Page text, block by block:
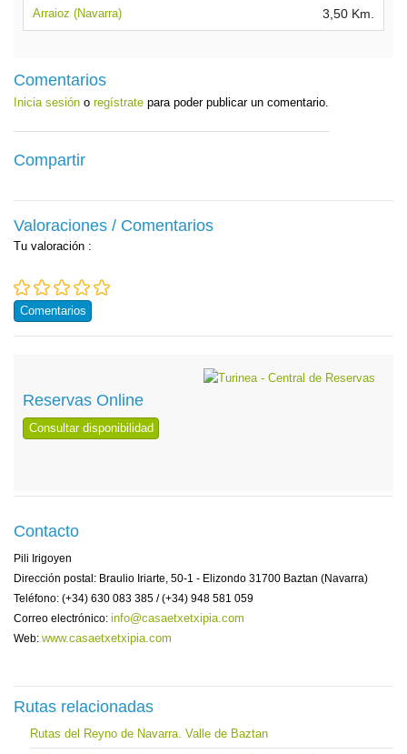
Arraioz (Navarra) 3,50 Km.
Comentarios
Inicia sesión o regístrate para poder publicar un comentario.
Compartir
Valoraciones / Comentarios
Tu valoración :
Comentarios
Reservas Online
Consultar disponibilidad
Contacto
Pili Irigoyen
Dirección postal: Braulio Iriarte, 50-1 - Elizondo 31700 Baztan (Navarra)
Teléfono: (+34) 630 083 385 / (+34) 948 581 059
Correo electrónico: info@casaetxetxipia.com
Web: www.casaetxetxipia.com
Rutas relacionadas
Rutas del Reyno de Navarra. Valle de Baztan